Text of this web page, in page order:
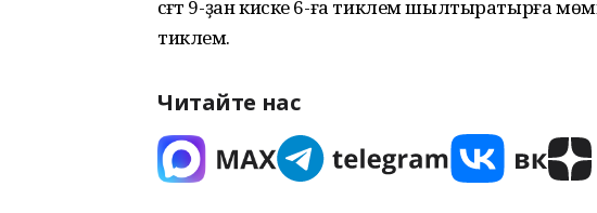
сәғәт 9-ҙан киске 6-ға тиклем шылтыратырға
тиклем.
Читайте нас